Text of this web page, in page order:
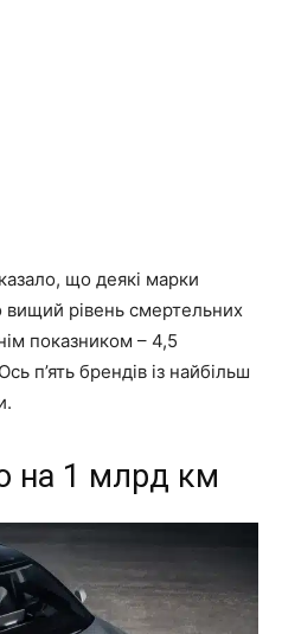
що деякі марки
вищий рівень смертельних
показником – 4,5
п’ять брендів із найбільш
на 1 млрд км